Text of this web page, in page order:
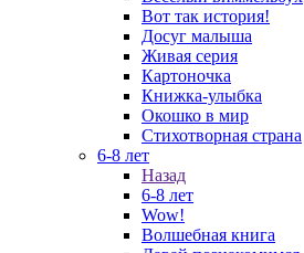
Вот так история!
Досуг малыша
Живая серия
Картоночка
Книжка-улыбка
Окошко в мир
Стихотворная страна
6-8 лет
Назад
6-8 лет
Wow!
Волшебная книга